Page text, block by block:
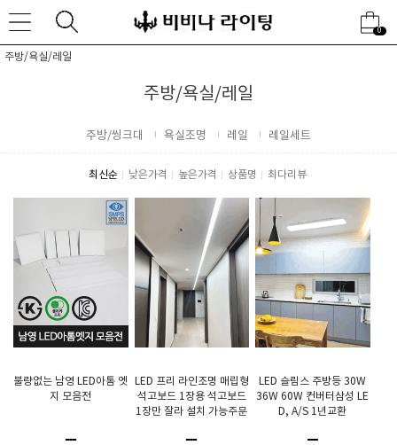
0
주방/욕실/레일
주방/욕실/레일
주방/씽크대 욕실조명 레일 레일세트
최신순 낮은가격 높은가격 상품명 최다리뷰
불량없는 남영 LED아톰 엣
지 모음전
LED 프리 라인조명 매립형
석고보드 1장용 석고보드
1장만 잘라 설치 가능주문
LED 슬림스 주방등 30W
36W 60W 컨버터삼성 LE
D, A/S 1년교환